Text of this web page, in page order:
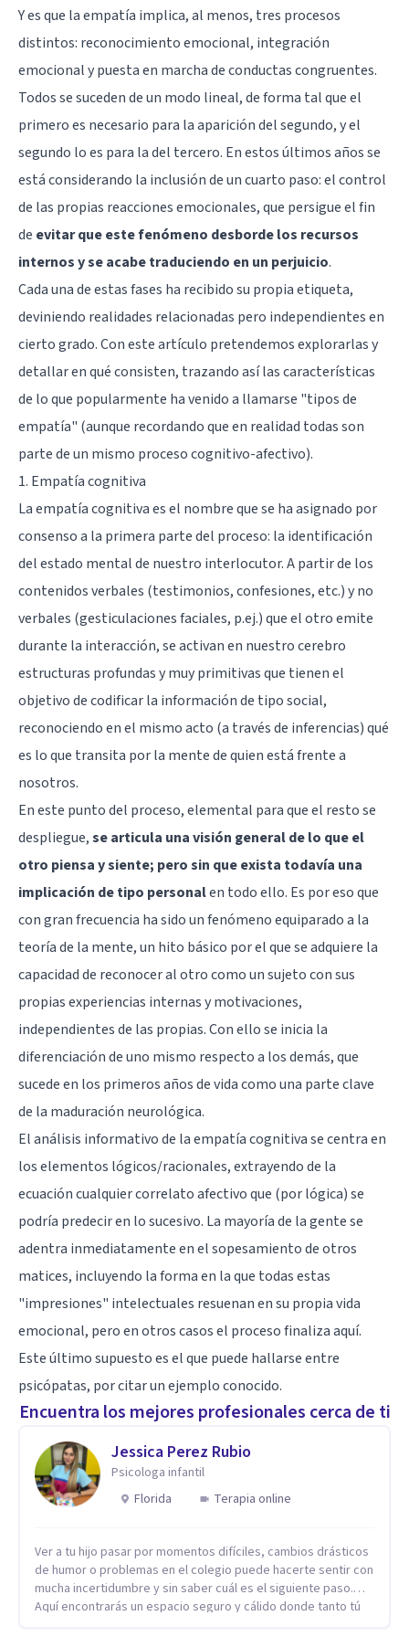
Y es que la empatía implica, al menos, tres procesos
distintos: reconocimiento emocional, integración
emocional y puesta en marcha de conductas congruentes.
Todos se suceden de un modo lineal, de forma tal que el
primero es necesario para la aparición del segundo, y el
segundo lo es para la del tercero. En estos últimos años se
está considerando la inclusión de un cuarto paso: el control
de las propias reacciones emocionales, que persigue el fin
de evitar que este fenómeno desborde los recursos
internos y se acabe traduciendo en un perjuicio.
Cada una de estas fases ha recibido su propia etiqueta,
deviniendo realidades relacionadas pero independientes en
cierto grado. Con este artículo pretendemos explorarlas y
detallar en qué consisten, trazando así las características
de lo que popularmente ha venido a llamarse "tipos de
empatía" (aunque recordando que en realidad todas son
parte de un mismo proceso cognitivo-afectivo).
1. Empatía cognitiva
La empatía cognitiva es el nombre que se ha asignado por
consenso a la primera parte del proceso: la identificación
del estado mental de nuestro interlocutor. A partir de los
contenidos verbales (testimonios, confesiones, etc.) y no
verbales (gesticulaciones faciales, p.ej.) que el otro emite
durante la interacción, se activan en nuestro cerebro
estructuras profundas y muy primitivas que tienen el
objetivo de codificar la información de tipo social,
reconociendo en el mismo acto (a través de inferencias) qué
es lo que transita por la mente de quien está frente a
nosotros.
En este punto del proceso, elemental para que el resto se
despliegue,se articula una visión general de lo que el
otro piensa y siente; pero sin que exista todavía una
implicación de tipo personalen todo ello. Es por eso que
con gran frecuencia ha sido un fenómeno equiparado a la
teoría de la mente, un hito básico por el que se adquiere la
capacidad de reconocer al otro como un sujeto con sus
propias experiencias internas y motivaciones,
independientes de las propias. Con ello se inicia la
diferenciación de uno mismo respecto a los demás, que
sucede en los primeros años de vida como una parte clave
de la maduración neurológica.
El análisis informativo de la empatía cognitiva se centra en
los elementos lógicos/racionales, extrayendo de la
ecuación cualquier correlato afectivo que (por lógica) se
podría predecir en lo sucesivo. La mayoría de la gente se
adentra inmediatamente en el sopesamiento de otros
matices, incluyendo la forma en la que todas estas
"impresiones" intelectuales resuenan en su propia vida
emocional, pero en otros casos el proceso finaliza aquí.
Este último supuesto es el que puede hallarse entre
psicópatas, por citar un ejemplo conocido.
Encuentra los mejores profesionales cerca de ti
Jessica Perez Rubio
Psicologa infantil
Florida
Terapia online
Ver a tu hijo pasar por momentos difíciles, cambios drásticos
de humor o problemas en el colegio puede hacerte sentir con
mucha incertidumbre y sin saber cuál es el siguiente paso.
Aquí encontrarás un espacio seguro y cálido donde tanto tú